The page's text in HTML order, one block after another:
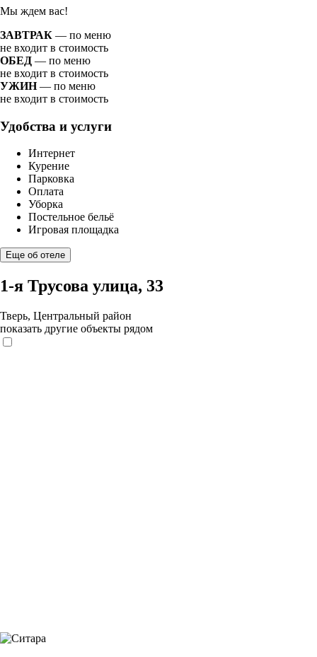
Мы ждем вас!
ЗАВТРАК — по меню
не входит в стоимость
ОБЕД — по меню
не входит в стоимость
УЖИН— по меню
не входит в стоимость
Удобства и услуги
Интернет
Курение
Парковка
Оплата
Уборка
Постельное бельё
Игровая площадка
Еще об отеле
1-я Трусова улица, 33
Тверь, Центральный район
показать другие объекты рядом